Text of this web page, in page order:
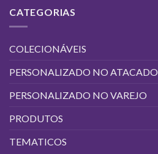
CATEGORIAS
COLECIONÁVEIS
PERSONALIZADO NO ATACADO
PERSONALIZADO NO VAREJO
PRODUTOS
TEMATICOS